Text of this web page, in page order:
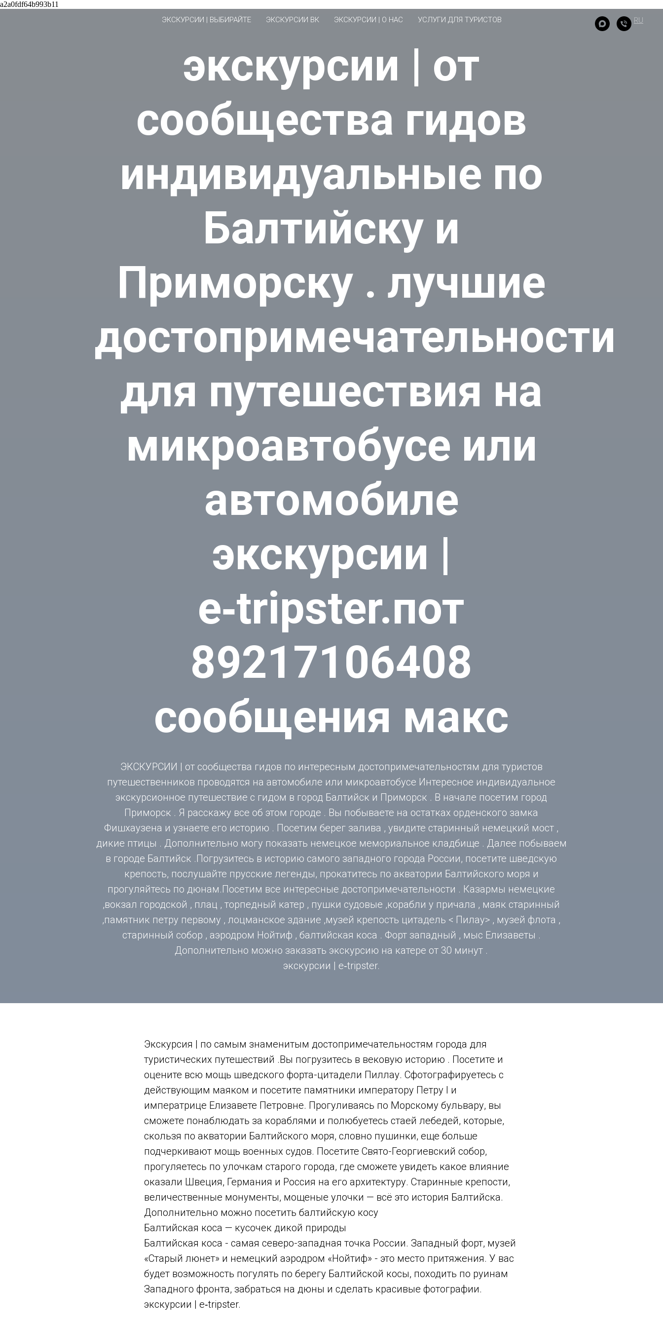
a2a0fdf64b993b11
ЭКСКУРСИИ | ВЫБИРАЙТЕ ЭКСКУРСИИ ВК ЭКСКУРСИИ | О НАС УСЛУГИ ДЛЯ ТУРИСТОВ RU
экскурсии | от
сообщества гидов
индивидуальные по
Балтийску и
Приморску . лучшие
достопримечательности
для путешествия на
микроавтобусе или
автомобиле
экскурсии |
e‑tripster.пот
89217106408
сообщения макс
ЭКСКУРСИИ | от сообщества гидов по интересным достопримечательностям для туристов
путешественников проводятся на автомобиле или микроавтобусе Интересное индивидуальное
экскурсионное путешествие с гидом в город Балтийск и Приморск . В начале посетим город
Приморск . Я расскажу все об этом городе . Вы побываете на остатках орденского замка
Фишхаузена и узнаете его историю . Посетим берег залива , увидите старинный немецкий мост ,
дикие птицы . Дополнительно могу показать немецкое мемориальное кладбище . Далее побываем
в городе Балтийск .Погрузитесь в историю самого западного города России, посетите шведскую
крепость, послушайте прусские легенды, прокатитесь по акватории Балтийского моря и
прогуляйтесь по дюнам.Посетим все интересные достопримечательности . Казармы немецкие
,вокзал городской , плац , торпедный катер , пушки судовые ,корабли у причала , маяк старинный
,памятник петру первому , лоцманское здание ,музей крепость цитадель < Пилау> , музей флота ,
старинный собор , аэродром Нойтиф , балтийская коса . Форт западный , мыс Елизаветы .
Дополнительно можно заказать экскурсию на катере от 30 минут .
экскурсии | e‑tripster.
Экскурсия | по самым знаменитым достопримечательностям города для
туристических путешествий .Вы погрузитесь в вековую историю . Посетите и
оцените всю мощь шведского форта-цитадели Пиллау. Сфотографируетесь с
действующим маяком и посетите памятники императору Петру I и
императрице Елизавете Петровне. Прогуливаясь по Морскому бульвару, вы
сможете понаблюдать за кораблями и полюбуетесь стаей лебедей, которые,
скользя по акватории Балтийского моря, словно пушинки, еще больше
подчеркивают мощь военных судов. Посетите Свято-Георгиевский собор,
прогуляетесь по улочкам старого города, где сможете увидеть какое влияние
оказали Швеция, Германия и Россия на его архитектуру. Старинные крепости,
величественные монументы, мощеные улочки — всё это история Балтийска.
Дополнительно можно посетить балтийскую косу
Балтийская коса — кусочек дикой природы
Балтийская коса - самая северо-западная точка России. Западный форт, музей
«Старый люнет» и немецкий аэродром «Нойтиф» - это место притяжения. У вас
будет возможность погулять по берегу Балтийской косы, походить по руинам
Западного фронта, забраться на дюны и сделать красивые фотографии.
экскурсии | e‑tripster.